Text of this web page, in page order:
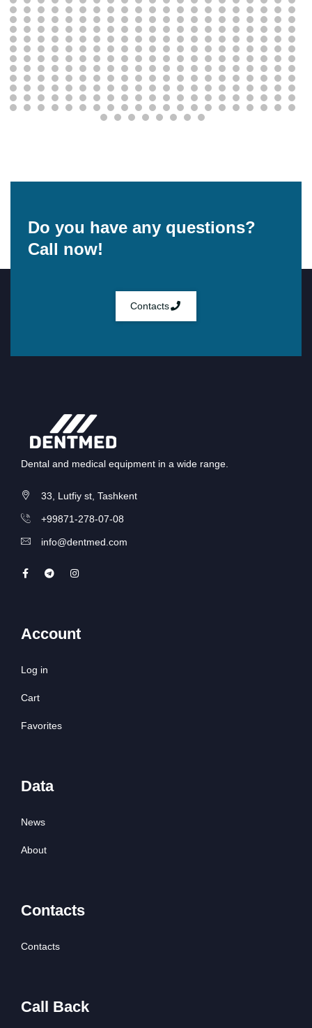
Do you have any questions?
Call now!
Contacts
Dental and medical equipment in a wide range.
33, Lutfiy st, Tashkent
+99871-278-07-08
info@dentmed.com
Account
Log in
Cart
Favorites
Data
News
About
Contacts
Contacts
Call Back